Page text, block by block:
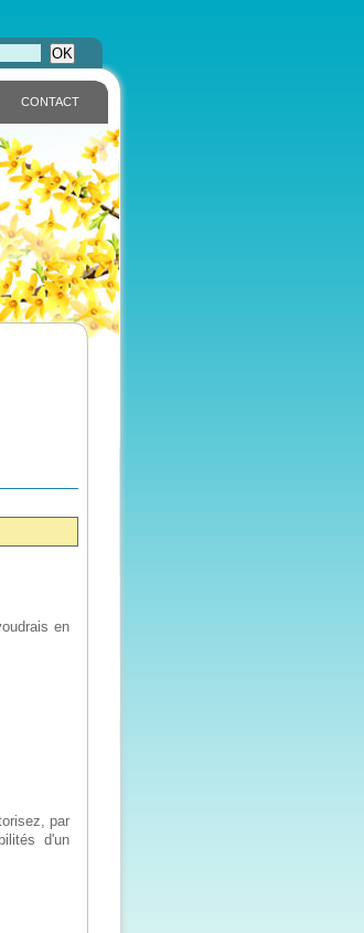
OK
CONTACT
en
par
d'un